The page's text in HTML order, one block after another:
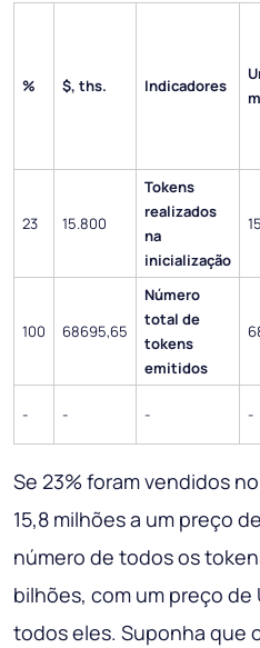
% $, ths. Indicadores
23 15.800
Tokens
realizados
na
inicialização
100 68695,65
Número
total de
tokens
emitidos
- - - -
Se 23% foram vendidos
15,8 milhões a um preço
número de todos os
bilhões, com um preço de
todos eles. Suponha que